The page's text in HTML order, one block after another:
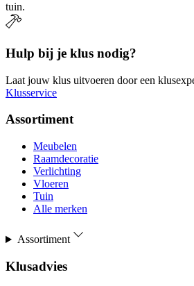
tuin.
Hulp bij je klus nodig?
Laat jouw klus uitvoeren door een
Klusservice
Assortiment
Meubelen
Raamdecoratie
Verlichting
Vloeren
Tuin
Alle merken
Assortiment
Klusadvies